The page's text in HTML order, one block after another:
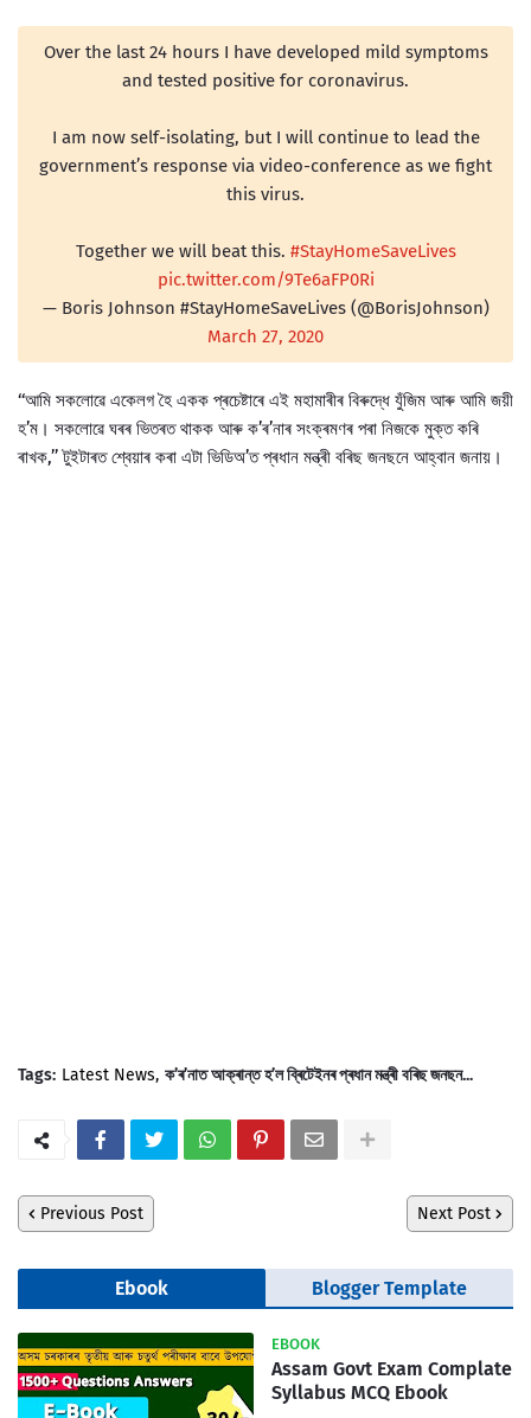
Over the last 24 hours I have developed mild symptoms
and tested positive for coronavirus.
I am now self-isolating, but I will continue to lead the
government’s response via video-conference as we fight
this virus.
Together we will beat this. #StayHomeSaveLives
pic.twitter.com/9Te6aFP0Ri
— Boris Johnson #StayHomeSaveLives (@BorisJohnson)
March 27, 2020
‘‘আমি সকলোৱে একেলগ হৈ একক প্ৰচেষ্টাৰে এই মহামাৰীৰ বিৰুদ্ধে যুঁজিম আৰু আমি জয়ী
হ’ম। সকলোৱে ঘৰৰ ভিতৰত থাকক আৰু ক’ৰ’নাৰ সংক্ৰমণৰ পৰা নিজকে মুক্ত কৰি
ৰাখক,’’ টুইটাৰত শ্বেয়াৰ কৰা এটা ভিডিঅ’ত প্ৰধান মন্ত্ৰী বৰিছ জনছনে আহ্বান জনায়।
Tags: Latest News ক’ৰ’নাত আক্ৰান্ত হ’ল ব্ৰিটেইনৰ প্ৰধান মন্ত্ৰী বৰিছ জনছন...
Previous Post Next Post
Ebook Blogger Template
EBOOK
Assam Govt Exam Complate
Syllabus MCQ Ebook